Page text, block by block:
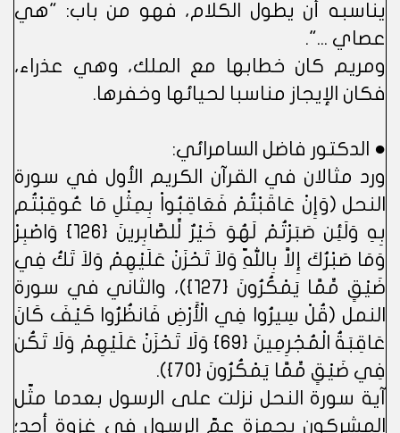
يناسبه أن يطول الكلام، فهو من باب: "هي
عصاي ...".
ومريم كان خطابها مع الملك، وهي عذراء،
فكان الإيجاز مناسبا لحيائها وخفرها.
● الدكتور فاضل السامرائي:
ورد مثالان في القرآن الكريم الأول في سورة
النحل (وَإِنْ عَاقَبْتُمْ فَعَاقِبُواْ بِمِثْلِ مَا عُوقِبْتُم
بِهِ وَلَئِن صَبَرْتُمْ لَهُوَ خَيْرٌ لِّلصَّابِرينَ {126} وَاصْبِرْ
وَمَا صَبْرُكَ إِلاَّ بِاللّهِ وَلاَ تَحْزَنْ عَلَيْهِمْ وَلاَ تَكُ فِي
ضَيْقٍ مِّمَّا يَمْكُرُونَ {127})، والثاني في سورة
النمل (قُلْ سِيرُوا فِي الْأَرْضِ فَانظُرُوا كَيْفَ كَانَ
عَاقِبَةُ الْمُجْرِمِينَ {69} وَلَا تَحْزَنْ عَلَيْهِمْ وَلَا تَكُن
فِي ضَيْقٍ مِّمَّا يَمْكُرُونَ {70}).
آية سورة النحل نزلت على الرسول بعدما مثّل
المشركون بحمزة عمّ الرسول في غزوة أحد؛